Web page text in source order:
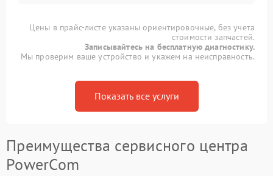
Цены в прайс-листе указаны ориентировочные, без учета
стоимости запчастей.
Записывайтесь на бесплатную диагностику.
Мы проверим ваше устройство и укажем на неисправность.
Показать все услуги
Преимущества сервисного центра
PowerCom